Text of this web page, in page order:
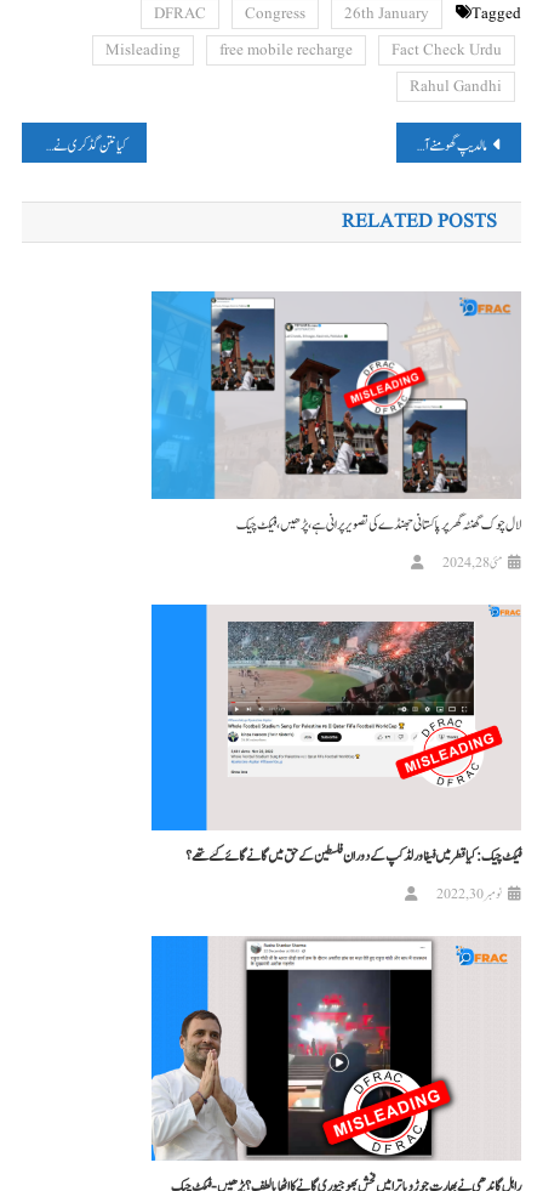
Tagged
26th January
Congress
DFRAC
Fact Check Urdu
free mobile recharge
Misleading
Rahul Gandhi
پوسٹوں
کی
نیویگیشن
مالدیپ گھومنے آئی خاتون کے ساتھ گینگ ریپ، ساحلِ سمندر برہنہ، مردہ حالت میں پائی گئی؟ پڑھیں، فیکٹ چیک کیا نتن گڈکری نے کہاـ 5 سالوں میں مجھے کسی ایکسپریس وے کا افتتاح نہیں کرنے دیا گیا؟ پڑھیں، فیکٹ چیک
RELATED POSTS
لال چوک گھنٹہ گھر پر پاکستانی جھنڈے کی تصویر پرانی ہے، پڑھیں، فیکٹ چیک
مئی 28, 2024
فیکٹ چیک: کیا قطر میں فیفا ورلڈ کپ کے دوران فلسطین کے حق میں گانے گائے گئے تھے؟
نومبر 30, 2022
راہل گاندھی نے بھارت جوڑو یاترا میں فحش بھوجپوری گانے کا اٹھایا لطف؟ پڑھیں-فیکٹ چیک